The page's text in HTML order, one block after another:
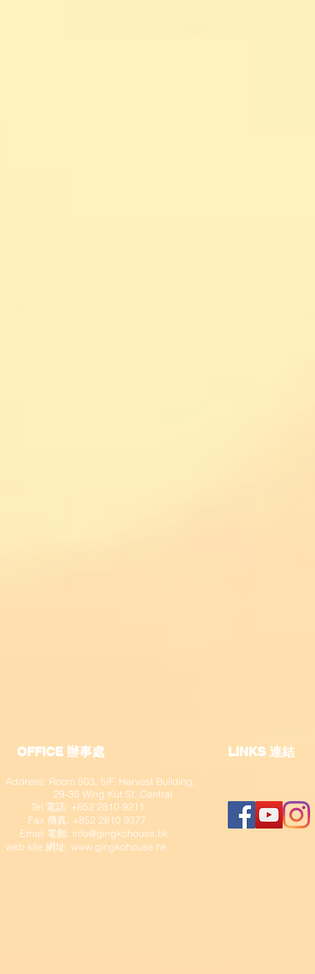
OFFICE 辦事處
Address: Room 503, 5/F, Harvest Building,
29-35 Wing Kut St, Central
Tel 電話: +852 2810 9211
Fax 傳真: +852 2810 9377
​ Email 電郵: info@gingkohouse.hk
web site 網址: www.gingkohouse.hk
​LINKS 連結